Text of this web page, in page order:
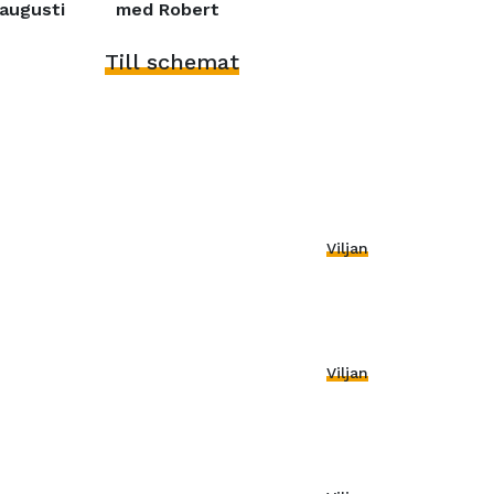
augusti med Robert
Till schemat
Viljan
Viljan